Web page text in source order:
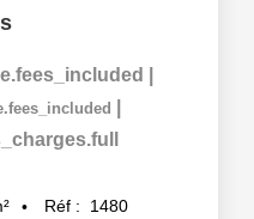
Réf : 1480